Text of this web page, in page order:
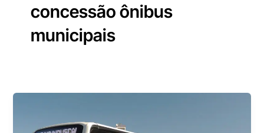
concessão ônibus
municipais